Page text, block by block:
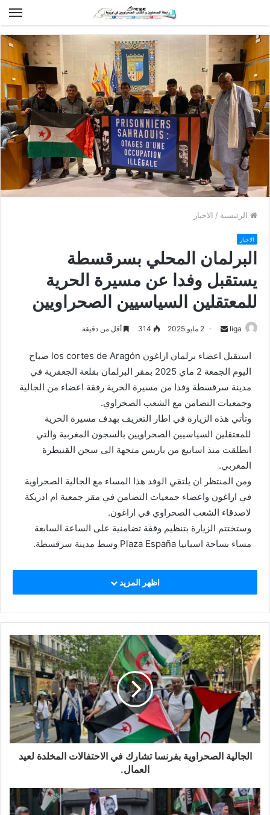
الرئيسية / الاخبار
الاخبار
البرلمان المحلي بسرقسطة
يستقبل وفدا عن مسيرة الحرية
للمعتقلين السياسيين الصحراويين
liga
n
d
a
n
2 مايو 2025 314 أقل من دقيقة
استقبل اعضاء برلمان اراغون los cortes de Aragón صباح
اليوم الجمعة 2 ماي 2025 بمقر البرلمان بقلعة الجعفرية في
مدينة سرقسطة وفدا من مسيرة الحرية رفقة اعضاء من الجالية
وجمعيات التضامن مع الشعب الصحراوي.
وتأتي هذه الزيارة في اطار التعريف بهدف مسيرة الحرية
للمعتقلين السياسيين الصحراويين بالسجون المغربية والتي
انطلقت منذ اسابيع من باريس متجهة الى سجن القنيطرة
المغربي.
ومن المنتظر ان يلتقي الوفد هذا المساء مع الجالية الصحراوية
في اراغون واعضاء جمعيات التضامن في مقر جمعية ام ادريكة
لاصدقاء الشعب الصحراوي في اراغون.
وستختتم الزيارة بتنظيم وقفة تضامنية على الساعة السابعة
مساء بساحة اسبانيا Plaza España وسط مدينة سرقسطة.
اظهر المزيد
الجالية الصحراوية بفرنسا تشارك في الاحتفالات المخلدة لعيد
العمال.